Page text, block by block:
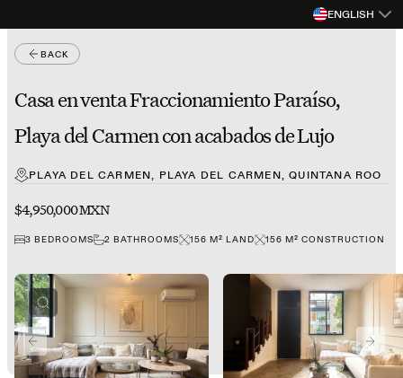
ENGLISH
BACK
Casa en venta Fraccionamiento Paraíso,
Playa del Carmen con acabados de Lujo
PLAYA DEL CARMEN, PLAYA DEL CARMEN, QUINTANA ROO
$4,950,000 MXN
3 BEDROOMS 2 BATHROOMS 156 M² LAND 156 M² CONSTRUCTION
PREVIOUS SLIDE